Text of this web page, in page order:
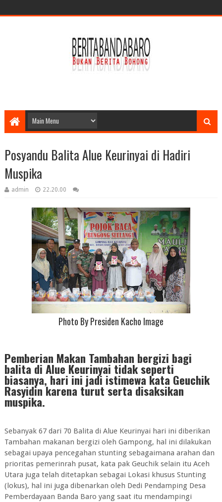
Posyandu Balita Alue Keurinyai di Hadiri
Muspika
admin 22.20.00
Photo By Presiden Kacho Image
Pemberian Makan Tambahan bergizi bagi
balita di Alue Keurinyai tidak seperti
biasanya, hari ini jadi istimewa kata Geuchik
Rasyidin karena turut serta disaksikan
muspika.
Sebanyak 67 dari 70 Balita di Alue Keurinyai hari ini diberikan
Tambahan makanan bergizi oleh Gampong, hal ini dilakukan
sebagai upaya pencegahan stunting sebagaimana arahan dan
prioritas pemerinrah pusat, kata pak Geuchik selain itu Aceh
Utara juga telah ditetapkan sebagai Lokasi khusus Stunting
(lokus), hal ini juga dibenarkan oleh Dedi Pendamping Desa
Pemberdayaan Banda Baro yang saat itu mendampingi